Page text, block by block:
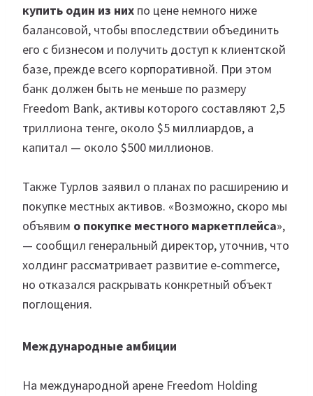
купить один из них по цене немного ниже
балансовой, чтобы впоследствии объединить
его с бизнесом и получить доступ к клиентской
базе, прежде всего корпоративной. При этом
банк должен быть не меньше по размеру
Freedom Bank, активы которого составляют 2,5
триллиона тенге, около $5 миллиардов, а
капитал — около $500 миллионов.
Также Турлов заявил о планах по расширению и
покупке местных активов. «Возможно, скоро мы
объявим о покупке местного маркетплейса»,
— сообщил генеральный директор, уточнив, что
холдинг рассматривает развитие e‑commerce,
но отказался раскрывать конкретный объект
поглощения.
Международные амбиции
На международной арене Freedom Holding